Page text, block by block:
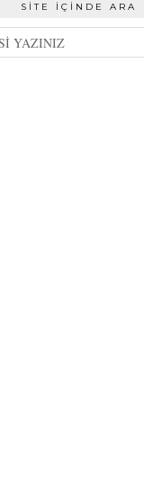
SITE İÇINDE ARA